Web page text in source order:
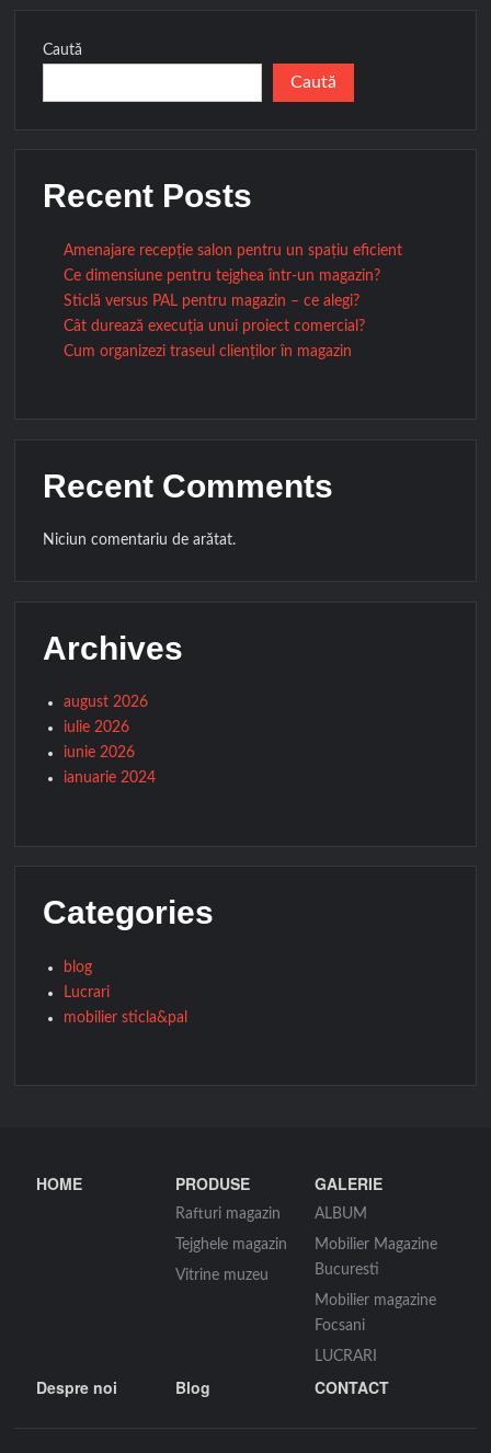
Caută
Caută
Recent Posts
Amenajare recepție salon pentru un spațiu eficient
Ce dimensiune pentru tejghea într-un magazin?
Sticlă versus PAL pentru magazin – ce alegi?
Cât durează execuția unui proiect comercial?
Cum organizezi traseul clienților în magazin
Recent Comments
Niciun comentariu de arătat.
Archives
august 2026
iulie 2026
iunie 2026
ianuarie 2024
Categories
blog
Lucrari
mobilier sticla&pal
HOME PRODUSE
Rafturi magazin
Tejghele magazin
Vitrine muzeu
GALERIE
ALBUM
Mobilier Magazine
Bucuresti
Mobilier magazine
Focsani
LUCRARI
Despre noi Blog CONTACT